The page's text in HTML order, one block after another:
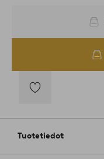
suosikkeihin
Tuotetiedot